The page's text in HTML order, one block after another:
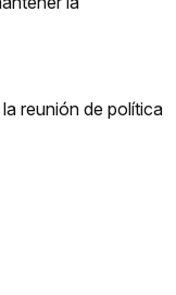
reunión de política